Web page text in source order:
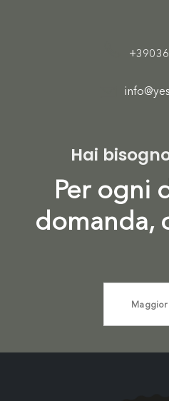
Hai
Per ogni
domanda,